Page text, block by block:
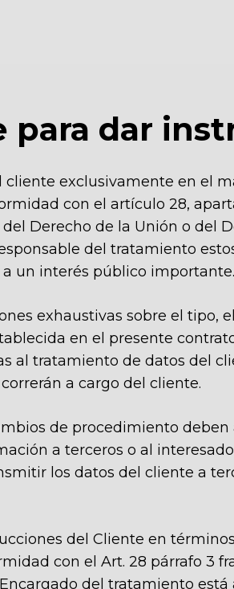
para dar
exclusivamente en el
con el artículo 28,
Derecho de la Unión o del
del tratamiento
un interés público importante.
exhaustivas sobre el tipo,
en el presente
al tratamiento de datos del
a cargo del cliente.
de procedimiento
a terceros o al
los datos del cliente a
del Cliente en
con el Art. 28 párrafo 3
del tratamiento